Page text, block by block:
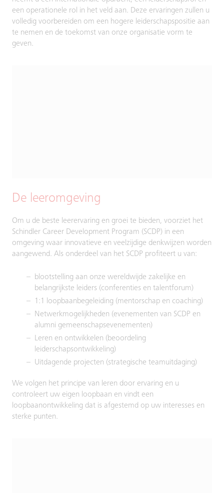
een operationele rol in het veld aan. Deze ervaringen zullen u
volledig voorbereiden om een hogere leiderschapspositie aan
te nemen en de toekomst van onze organisatie vorm te
geven.
De leeromgeving
Om u de beste leerervaring en groei te bieden, voorziet het
Schindler Career Development Program (SCDP) in een
omgeving waar innovatieve en veelzijdige denkwijzen worden
aangewend. Als onderdeel van het SCDP profiteert u van:
blootstelling aan onze wereldwijde zakelijke en
belangrijkste leiders (conferenties en talentforum)
1:1 loopbaanbegeleiding (mentorschap en coaching)
Netwerkmogelijkheden (evenementen van SCDP en
alumni gemeenschapsevenementen)
Leren en ontwikkelen (beoordeling
leiderschapsontwikkeling)
Uitdagende projecten (strategische teamuitdaging)
We volgen het principe van leren door ervaring en u
controleert uw eigen loopbaan en vindt een
loopbaanontwikkeling dat is afgestemd op uw interesses en
sterke punten.